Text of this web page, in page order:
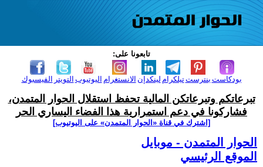
تابعونا على:
الفيسبوك التويتر اليوتيوب الانستغرام لينكدإن تيلكرامبنترست بودكاست
تبرعاتكم وتبرعاتكن المالية تحفظ استقلال الحوار المتمدن،
فشاركونا في دعم استمرارية هذا الفضاء اليساري الحر
[اشترك في قناة ‫«الحوار المتمدن» على اليوتيوب]
الحوار المتمدن - موبايل
الموقع الرئيسي